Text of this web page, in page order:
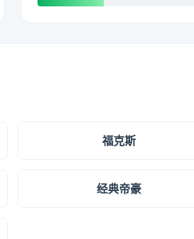
福克斯
经典帝豪